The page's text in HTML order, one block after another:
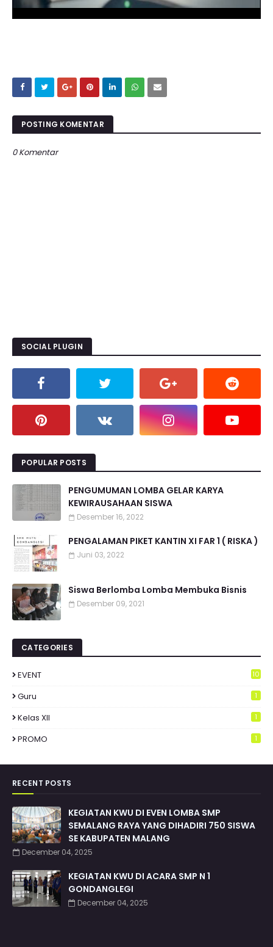
POSTING KOMENTAR
0 Komentar
SOCIAL PLUGIN
POPULAR POSTS
PENGUMUMAN LOMBA GELAR KARYA
KEWIRAUSAHAAN SISWA
Desember 16, 2022
PENGALAMAN PIKET KANTIN XI FAR 1 ( RISKA )
Juni 03, 2022
Siswa Berlomba Lomba Membuka Bisnis
Desember 09, 2021
CATEGORIES
EVENT 10
Guru 1
Kelas XII 1
PROMO 1
RECENT POSTS
KEGIATAN KWU DI EVEN LOMBA SMP
SEMALANG RAYA YANG DIHADIRI 750 SISWA
SE KABUPATEN MALANG
December 04, 2025
KEGIATAN KWU DI ACARA SMP N 1
GONDANGLEGI
December 04, 2025